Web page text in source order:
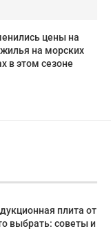
цены на
на морских
в этом сезоне
плита от
выбрать: советы и